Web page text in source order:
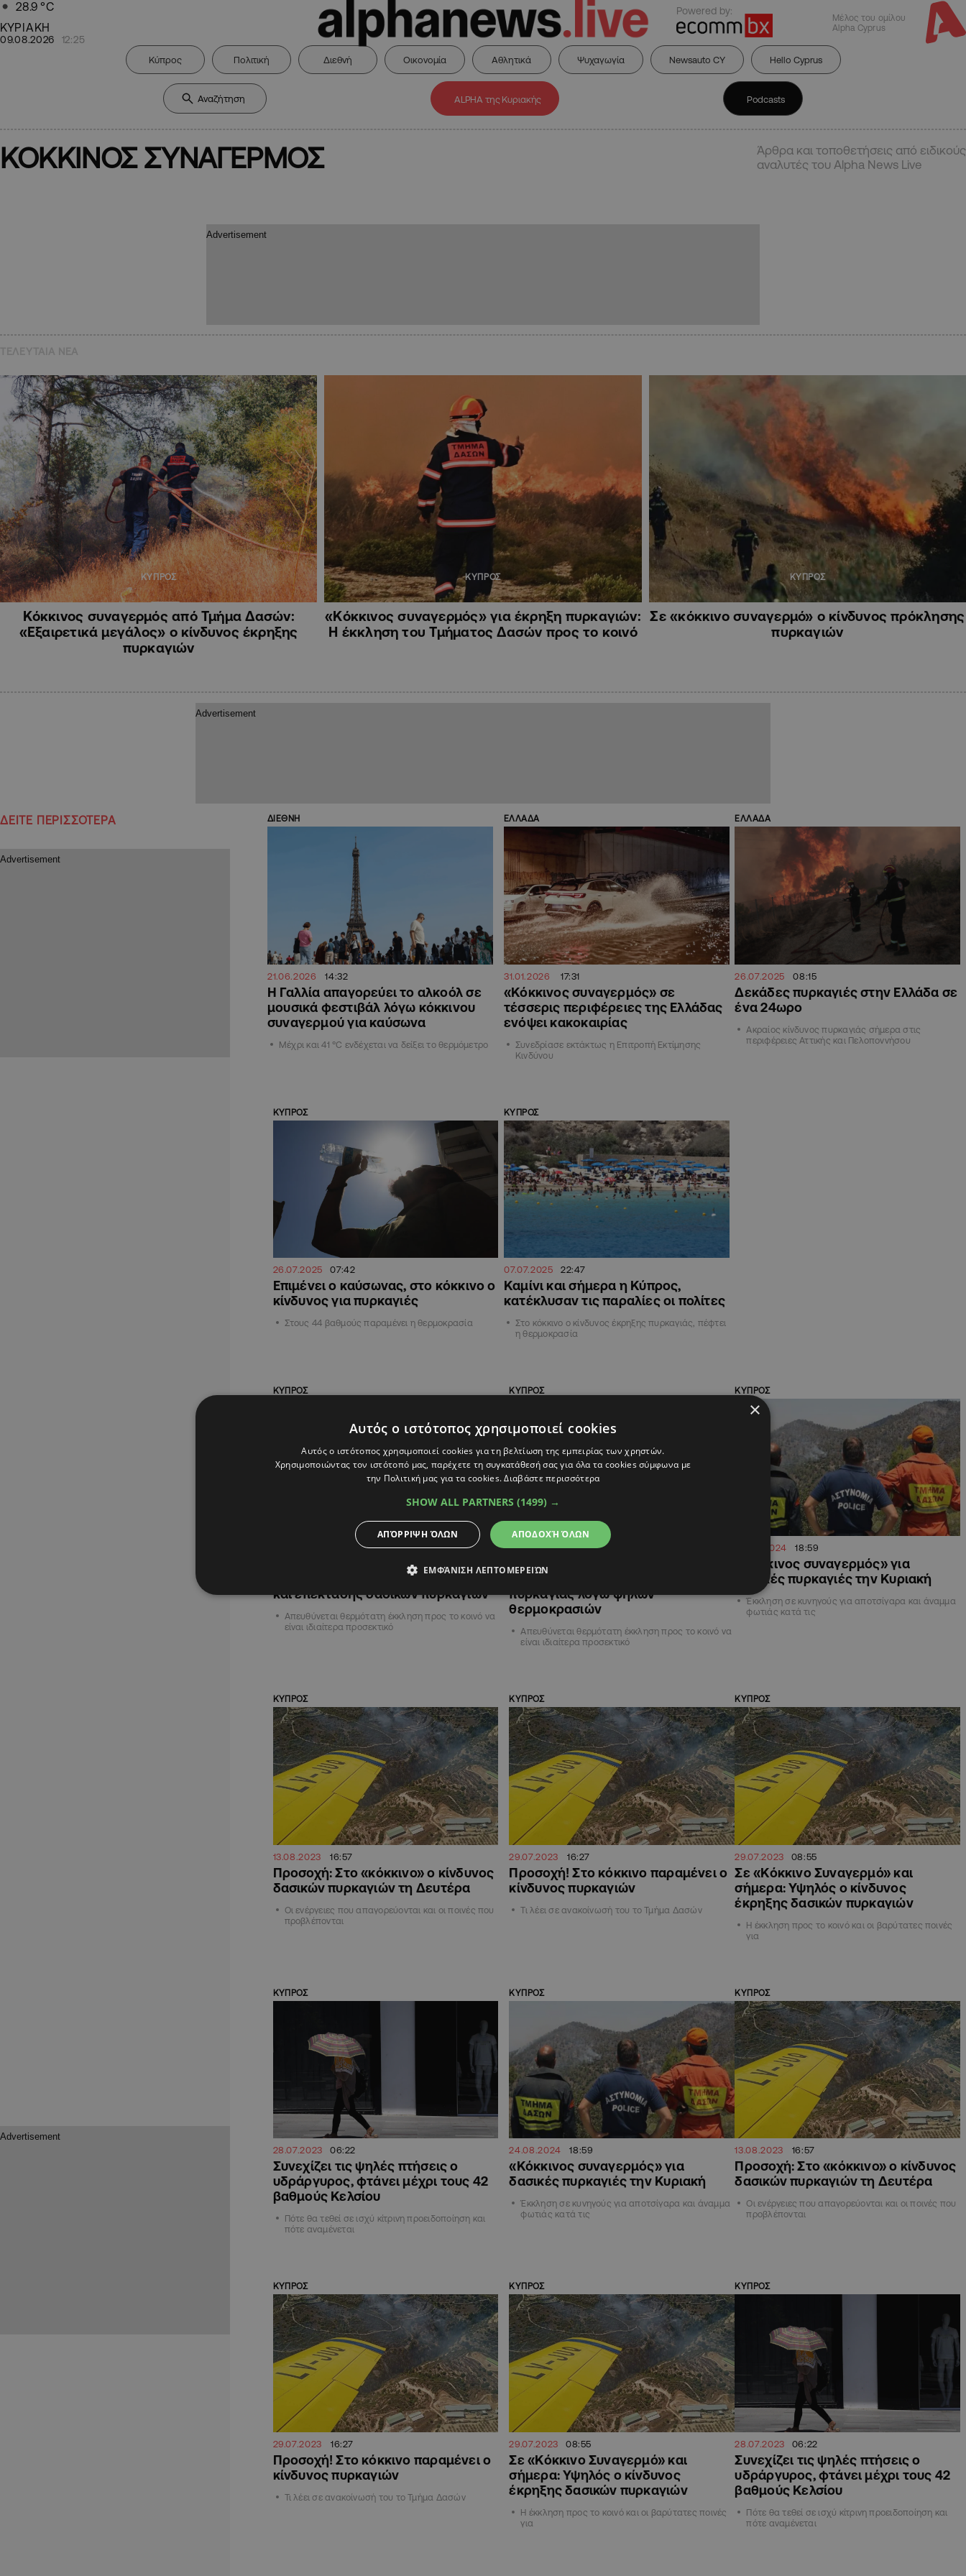
28.9 °C
ΚΥΡΙΑΚΗ
09.08.2026 12:25
Powered by:
Μέλος του ομίλου
Alpha Cyprus
Κύπρος Πολιτική Διεθνή Οικονομία Αθλητικά Ψυχαγωγία Newsauto CY Hello Cyprus
ALPHA της Κυριακής Podcasts
ΚΟΚΚΙΝΟΣ ΣΥΝΑΓΕΡΜΟΣ
Άρθρα και τοποθετήσεις από ειδικούς
αναλυτές του Alpha News Live
ΚΥΠΡΟΣ
Κόκκινος συναγερμός από Τμήμα Δασών:
«Εξαιρετικά μεγάλος» ο κίνδυνος έκρηξης
πυρκαγιών
ΚΥΠΡΟΣ
«Κόκκινος συναγερμός» για έκρηξη πυρκαγιών:
Η έκκληση του Τμήματος Δασών προς το κοινό
ΚΥΠΡΟΣ
Σε «κόκκινο συναγερμό» ο κίνδυνος πρόκλησης
πυρκαγιών
ΔΕΙΤΕ ΠΕΡΙΣΣΟΤΕΡΑ ΔΙΕΘΝΗ
21.06.2026 14:32
Η Γαλλία απαγορεύει το αλκοόλ σε
μουσικά φεστιβάλ λόγω κόκκινου
συναγερμού για καύσωνα
Μέχρι και 41 °C ενδέχεται να δείξει το θερμόμετρο
ΕΛΛΑΔΑ
31.01.2026 17:31
«Κόκκινος συναγερμός» σε
τέσσερις περιφέρειες της Ελλάδας
ενόψει κακοκαιρίας
Συνεδρίασε εκτάκτως η Επιτροπή Εκτίμησης
Κινδύνου
ΕΛΛΑΔΑ
26.07.2025 08:15
Δεκάδες πυρκαγιές στην Ελλάδα σε
ένα 24ωρο
Ακραίος κίνδυνος πυρκαγιάς σήμερα στις
περιφέρειες Αττικής και Πελοποννήσου
ΚΥΠΡΟΣ
26.07.2025 07:42
Επιμένει ο καύσωνας, στο κόκκινο ο
κίνδυνος για πυρκαγιές
Στους 44 βαθμούς παραμένει η θερμοκρασία
ΚΥΠΡΟΣ
07.07.2025 22:47
Καμίνι και σήμερα η Κύπρος,
κατέκλυσαν τις παραλίες οι πολίτες
Στο κόκκινο ο κίνδυνος έκρηξης πυρκαγιάς, πέφτει
η θερμοκρασία
ΚΥΠΡΟΣ
Τμήμα Δασών: «Κόκκινος
συναγερμός» για κίνδυνο έκρηξης
και επέκτασης δασικών πυρκαγιών
Απευθύνεται θερμότατη έκκληση προς το κοινό να
είναι ιδιαίτερα προσεκτικό
ΚΥΠΡΟΣ
27.06.2025 11:44
Τμήμα Δασών: «Κόκκινος
πυρκαγιάς λόγω ψηλών
θερμοκρασιών
Απευθύνεται θερμότατη έκκληση προς το κοινό να
είναι ιδιαίτερα προσεκτικό
ΚΥΠΡΟΣ
24.08.2024 18:59
«Κόκκινος συναγερμός» για
δασικές πυρκαγιές την Κυριακή
Έκκληση σε κυνηγούς για αποτσίγαρα και άναμμα
φωτιάς κατά τις
ΚΥΠΡΟΣ
13.08.2023 16:57
Προσοχή: Στο «κόκκινο» ο κίνδυνος
δασικών πυρκαγιών τη Δευτέρα
Οι ενέργειες που απαγορεύονται και οι ποινές που
προβλέπονται
ΚΥΠΡΟΣ
29.07.2023 16:27
Προσοχή! Στο κόκκινο παραμένει ο
κίνδυνος πυρκαγιών
Τι λέει σε ανακοίνωσή του το Τμήμα Δασών
ΚΥΠΡΟΣ
29.07.2023 08:55
Σε «Κόκκινο Συναγερμό» και
σήμερα: Υψηλός ο κίνδυνος
έκρηξης δασικών πυρκαγιών
Η έκκληση προς το κοινό και οι βαρύτατες ποινές
για
ΚΥΠΡΟΣ
28.07.2023 06:22
Συνεχίζει τις ψηλές πτήσεις ο
υδράργυρος, φτάνει μέχρι τους 42
βαθμούς Κελσίου
Πότε θα τεθεί σε ισχύ κίτρινη προειδοποίηση και
πότε αναμένεται
ΚΥΠΡΟΣ
24.08.2024 18:59
«Κόκκινος συναγερμός» για
δασικές πυρκαγιές την Κυριακή
Έκκληση σε κυνηγούς για αποτσίγαρα και άναμμα
φωτιάς κατά τις
ΚΥΠΡΟΣ
13.08.2023 16:57
Προσοχή: Στο «κόκκινο» ο κίνδυνος
δασικών πυρκαγιών τη Δευτέρα
Οι ενέργειες που απαγορεύονται και οι ποινές που
προβλέπονται
ΚΥΠΡΟΣ
29.07.2023 16:27
Προσοχή! Στο κόκκινο παραμένει ο
κίνδυνος πυρκαγιών
Τι λέει σε ανακοίνωσή του το Τμήμα Δασών
ΚΥΠΡΟΣ
29.07.2023 08:55
Σε «Κόκκινο Συναγερμό» και
σήμερα: Υψηλός ο κίνδυνος
έκρηξης δασικών πυρκαγιών
Η έκκληση προς το κοινό και οι βαρύτατες ποινές
για
ΚΥΠΡΟΣ
28.07.2023 06:22
Συνεχίζει τις ψηλές πτήσεις ο
υδράργυρος, φτάνει μέχρι τους 42
βαθμούς Κελσίου
Πότε θα τεθεί σε ισχύ κίτρινη προειδοποίηση και
πότε αναμένεται
×
Αυτός ο ιστότοπος χρησιμοποιεί cookies
Αυτός ο ιστότοπος χρησιμοποιεί cookies για τη βελτίωση της εμπειρίας των χρηστών.
Χρησιμοποιώντας τον ιστότοπό μας, παρέχετε τη συγκατάθεσή σας για όλα τα cookies σύμφωνα με
την Πολιτική μας για τα cookies.Διαβάστε περισσότερα
SHOW ALL PARTNERS (1499) →
ΑΠΟΔΟΧΉ ΌΛΩΝ
ΑΠΌΡΡΙΨΗ ΌΛΩΝ
ΕΜΦΆΝΙΣΗ ΛΕΠΤΟΜΕΡΕΙΏΝ